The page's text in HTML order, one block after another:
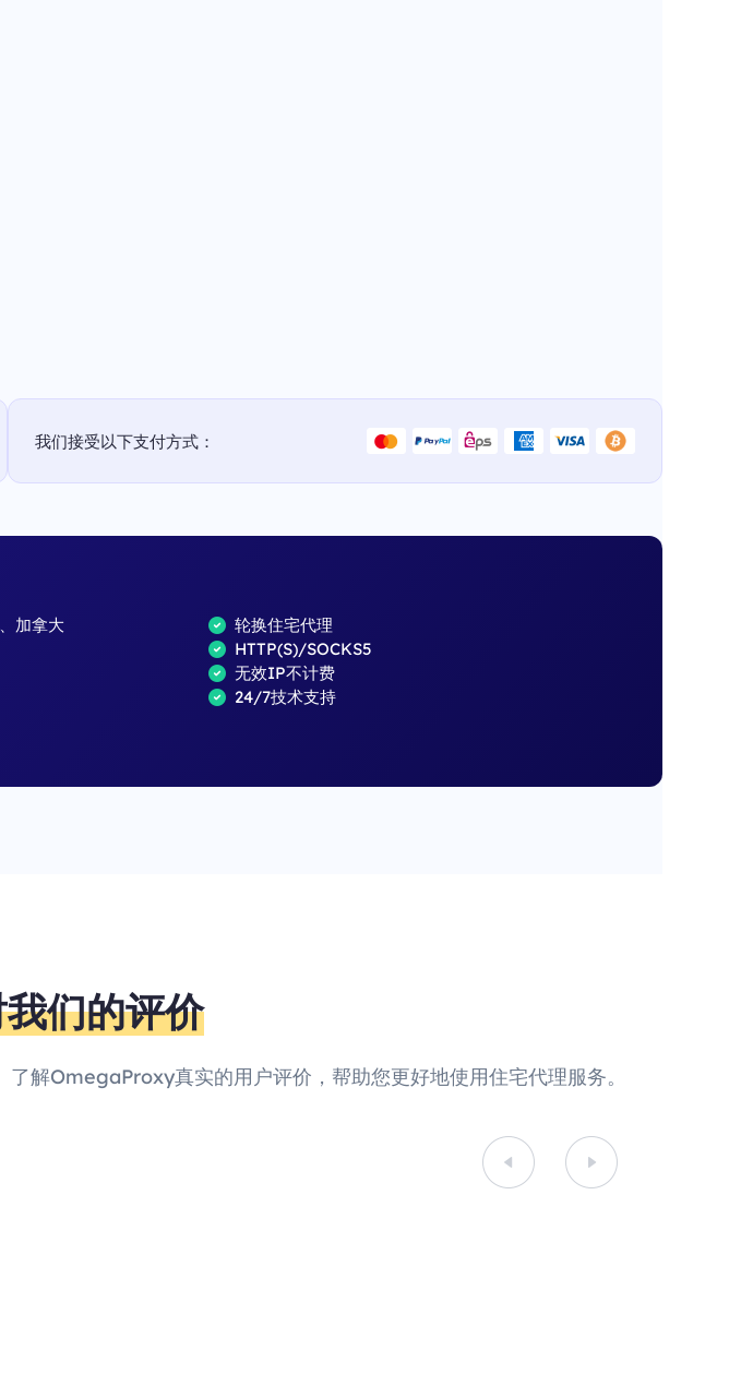
我们接受以下支付方式：
加拿大
轮换住宅代理
HTTP(S)/SOCKS5
无效IP不计费
24/7技术支持
们的评价
OmegaProxy真实的用户评价，帮助您更好地使用住宅代理服务。